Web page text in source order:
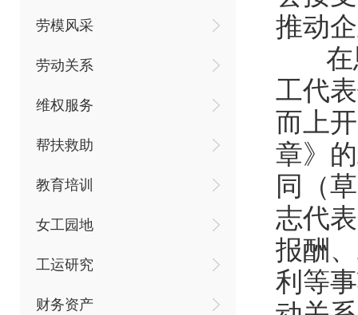
劳模风采
劳动关系
维权服务
帮扶救助
教育培训
女工园地
工运研究
财务资产
推动
在恩
工代
而上
章》
同（
志代
报酬
利等